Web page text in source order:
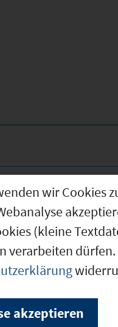
wir Cookies
(kleine
verarbeiten
akzeptieren